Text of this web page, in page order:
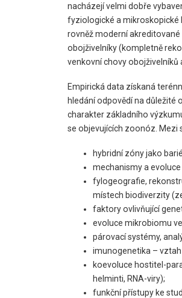
nacházejí velmi dobře
fyziologické a mikroskopické
rovněž moderní
obojživelníky (kompletně
venkovní chovy obojživelníků
Empirická data získaná
hledání odpovědí na důležité
charakter základního
se objevujících zoonóz. Mezi
hybridní zóny jako
mechanismy a
fylogeografie,
místech biodiverzity
faktory ovlivňující
evoluce mikrobiomu
párovací systémy,
imunogenetika –
koevoluce hostitel-
helminti, RNA-viry);
funkční přístupy ke